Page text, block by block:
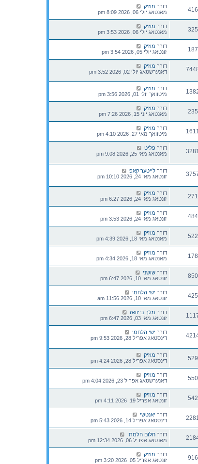
416 דורך מוזיק
מאנטאג יולי 06, 2026 8:09 pm
325 דורך מוזיק
מאנטאג יולי 06, 2026 3:53 pm
187 דורך מוזיק
זונטאג יולי 05, 2026 3:54 pm
דורך מוזיק
דאנערשטאג יולי 02, 2026 3:52 pm
דורך מוזיק
מיטוואך יולי 01, 2026 3:56 pm
235 דורך מוזיק
מאנטאג יוני 15, 2026 7:26 pm
דורך מוזיק
מיטוואך מאי 27, 2026 4:10 pm
דורך פליט
מאנטאג מאי 25, 2026 9:08 pm
דורך לייטער קאפ
זונטאג מאי 24, 2026 10:10 pm
271 דורך מוזיק
זונטאג מאי 24, 2026 6:27 pm
484 דורך מוזיק
זונטאג מאי 24, 2026 3:53 pm
522 דורך מוזיק
מאנטאג מאי 18, 2026 4:39 pm
178 דורך מוזיק
מאנטאג מאי 18, 2026 4:34 pm
850 דורך שושני
זונטאג מאי 10, 2026 6:47 pm
425 דורך ישי הלחמי
זונטאג מאי 10, 2026 11:56 am
דורך מלך בייוואז
זונטאג מאי 03, 2026 6:47 pm
דורך ישי הלחמי
דינסטאג אפריל 28, 2026 9:53 pm
529 דורך מוזיק
דינסטאג אפריל 28, 2026 4:24 pm
550 דורך מוזיק
דאנערשטאג אפריל 23, 2026 4:04 pm
542 דורך מוזיק
זונטאג אפריל 19, 2026 4:11 pm
דורך יאנטשי
דינסטאג אפריל 14, 2026 5:43 pm
דורך חלום חלמתי
מאנטאג אפריל 06, 2026 12:34 pm
916 דורך מוזיק
זונטאג אפריל 05, 2026 3:20 pm